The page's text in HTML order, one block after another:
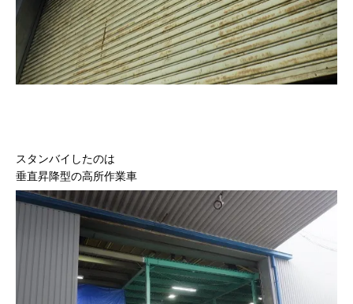
スタンバイしたのは
垂直昇降型の高所作業車